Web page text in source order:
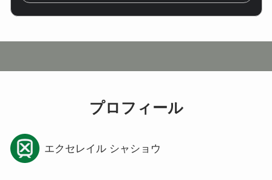
プロフィール
エクセレイル シャショウ